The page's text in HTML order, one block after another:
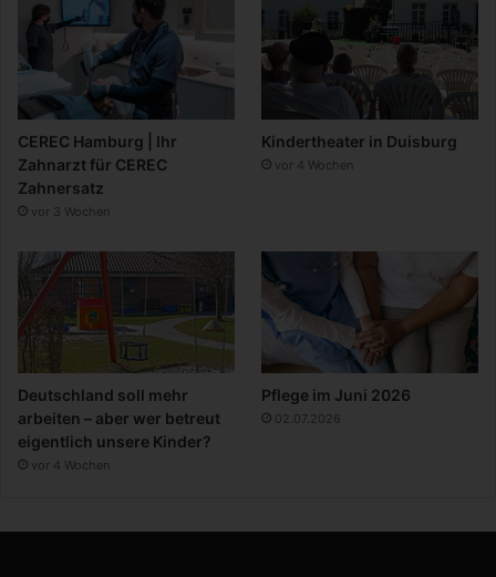
CEREC Hamburg | Ihr
Zahnarzt für CEREC
Zahnersatz
vor 3 Wochen
Kindertheater in Duisburg
vor 4 Wochen
Deutschland soll mehr
arbeiten – aber wer betreut
eigentlich unsere Kinder?
vor 4 Wochen
Pflege im Juni 2026
02.07.2026